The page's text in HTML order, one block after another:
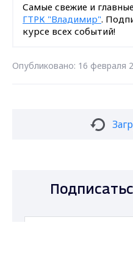
Самые свежие и
ГТРК "Владимир".
курсе всех событий!
Опубликовано: 16 февраля